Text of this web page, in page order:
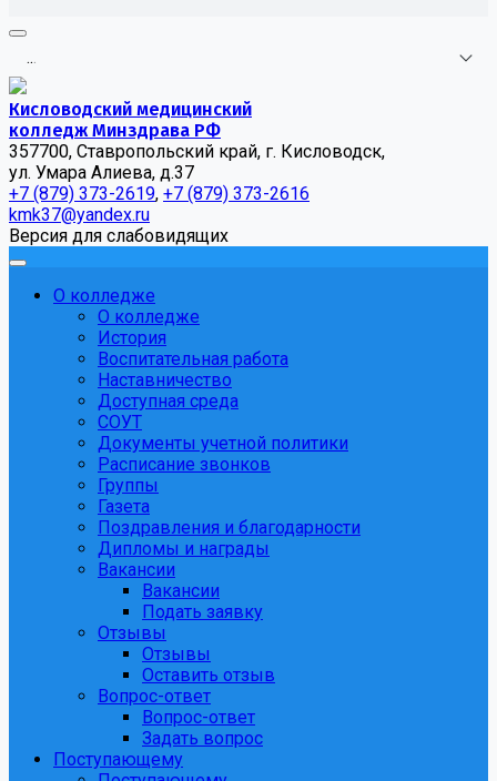
...
Кисловодский медицинский
колледж Минздрава РФ
357700, Ставропольский край, г. Кисловодск,
ул. Умара Алиева, д.37
+7 (879) 373-2619, +7 (879) 373-2616
kmk37@yandex.ru
Версия для слабовидящих
О колледже
О колледже
История
Воспитательная работа
Наставничество
Доступная среда
СОУТ
Документы учетной политики
Расписание звонков
Группы
Газета
Поздравления и благодарности
Дипломы и награды
Вакансии
Вакансии
Подать заявку
Отзывы
Отзывы
Оставить отзыв
Вопрос-ответ
Вопрос-ответ
Задать вопрос
Поступающему